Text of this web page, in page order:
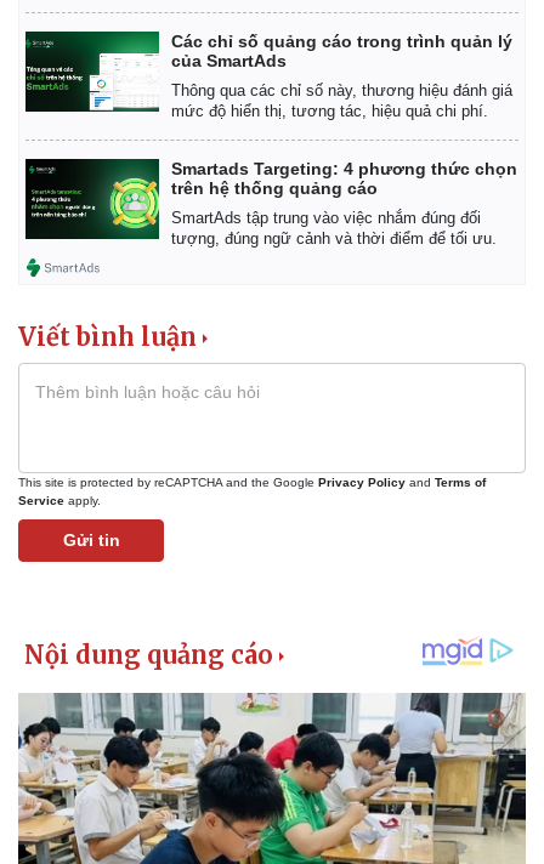
Kinh tế
Bất động sản
Khởi nghiệp
Thị trường
Giá vàng
Các chỉ số quảng cáo trong trình quản lý
của SmartAds
Thông qua các chỉ số này, thương hiệu đánh giá
mức độ hiển thị, tương tác, hiệu quả chi phí.
Smartads Targeting: 4 phương thức chọn
trên hệ thống quảng cáo
SmartAds tập trung vào việc nhắm đúng đối
tượng, đúng ngữ cảnh và thời điểm để tối ưu.
Viết bình luận
This site is protected by reCAPTCHA and the Google Privacy Policy and Terms of
Service apply.
Gửi tin